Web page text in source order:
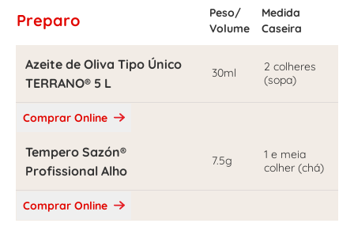
Preparo
Peso/
Volume
Medida
Caseira
Azeite de Oliva Tipo Único
TERRANO® 5 L
30ml
2 colheres
(sopa)
Comprar Online
Tempero Sazón®
Profissional Alho
7.5g
1 e meia
colher (chá)
Comprar Online